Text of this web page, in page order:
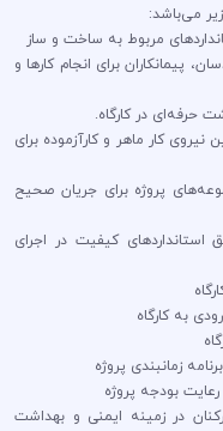
می‌باشد:
مربوط به ساخت و ساز
پیمانکاران برای انجام کارها و
حرفه‌ای در کارگاه.
کار ماهر و کارآزموده برای
پروژه برای جریان صحیح
کیفیت در اجرای
به کارگاه
زمانبندی پروژه
بودجه پروژه
در زمینه ایمنی و بهداشت